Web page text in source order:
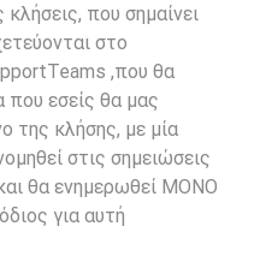
που σημαίνει
στο
,που θα
εσείς θα μας
της κλήσης, με μία
στις σημειώσεις
θα ενημερωθεί ΜΟΝΟ
για αυτή